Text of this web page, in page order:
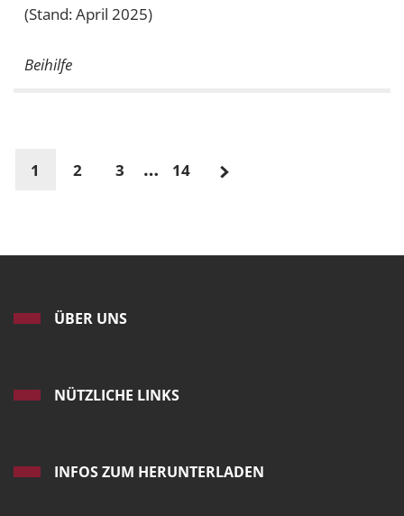
(Stand: April 2025)
Beihilfe
1 2 3 … 14
ÜBER UNS
NÜTZLICHE LINKS
INFOS ZUM HERUNTERLADEN